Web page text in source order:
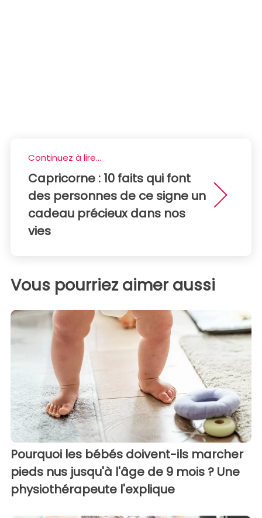
Continuez à lire...
Capricorne : 10 faits qui font
des personnes de ce signe un
cadeau précieux dans nos
vies
Vous pourriez aimer aussi
Pourquoi les bébés doivent-ils marcher
pieds nus jusqu'à l'âge de 9 mois ? Une
physiothérapeute l'explique